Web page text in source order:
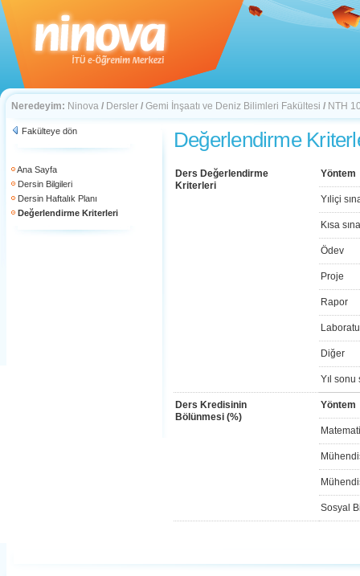
Neredeyim: Ninova / Dersler / Gemi İnşaatı ve Deniz Bilimleri Fakültesi / NTH
Fakülteye dön
Ana Sayfa
Dersin Bilgileri
Dersin Haftalık Planı
Değerlendirme Kriterleri
Değerlendirme
Ders Değerlendirme
Kriterleri
Yöntem
Yıliçi
Kısa
Ödev
Proje
Rapor
Diğer
Yıl sonu
Ders Kredisinin
Bölünmesi (%)
Yöntem
Sosyal